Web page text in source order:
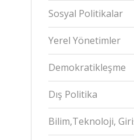
Sosyal Politikalar
Yerel Yönetimler
Demokratikleşme
Dış Politika
Bilim,Teknoloji,